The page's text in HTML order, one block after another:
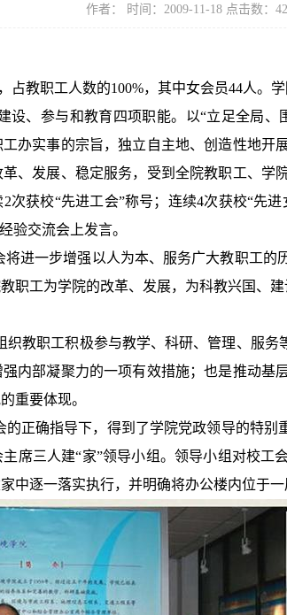
作者： 时间：2009-11-18 点击数：
教职工人数的100%，其中女会员44人。
、参与和教育四项职能。以“立足全局、
办实事的宗旨，独立自主地、创造性地开
、发展、稳定服务，受到全院教职工、学
次获校“先进工会”称号；连续4次获校“先
验交流会上发言。
进一步增强以人为本、服务广大教职工的
职工为学院的改革、发展，为科教兴国、建
教职工积极参与教学、科研、管理、服务
内部凝聚力的一项有效措施；也是推动基
重要体现。
正确指导下，得到了学院党政领导的特别
席三人建“家”领导小组。领导小组对校工
中逐一落实执行，并明确将办公楼内位于一